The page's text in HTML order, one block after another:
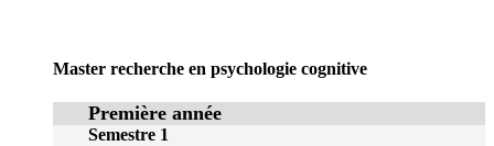
Master recherche en psychologie cognitive
Première année
Semestre 1